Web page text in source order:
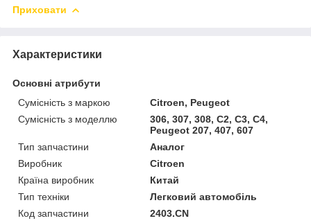
Приховати
Характеристики
Основні атрибути
Сумісність з маркою
Citroen, Peugeot
Сумісність з моделлю
306, 307, 308, C2, C3, C4,
Peugeot 207, 407, 607
Тип запчастини
Аналог
Виробник
Citroen
Країна виробник
Китай
Тип техніки
Легковий автомобіль
Код запчастини
2403.CN